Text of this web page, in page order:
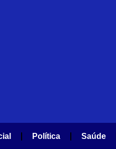
Política Saúde